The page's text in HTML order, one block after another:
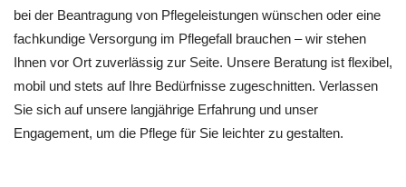
bei der Beantragung von Pflegeleistungen wünschen oder eine
fachkundige Versorgung im Pflegefall brauchen – wir stehen
Ihnen vor Ort zuverlässig zur Seite. Unsere Beratung ist flexibel,
mobil und stets auf Ihre Bedürfnisse zugeschnitten. Verlassen
Sie sich auf unsere langjährige Erfahrung und unser
Engagement, um die Pflege für Sie leichter zu gestalten.